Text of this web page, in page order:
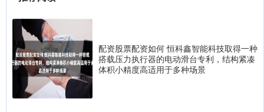
配资股票配资如何 恒科鑫智能科技取得一种
搭载压力执行器的电动滑台专利，结构紧凑
体积小精度高适用于多种场景